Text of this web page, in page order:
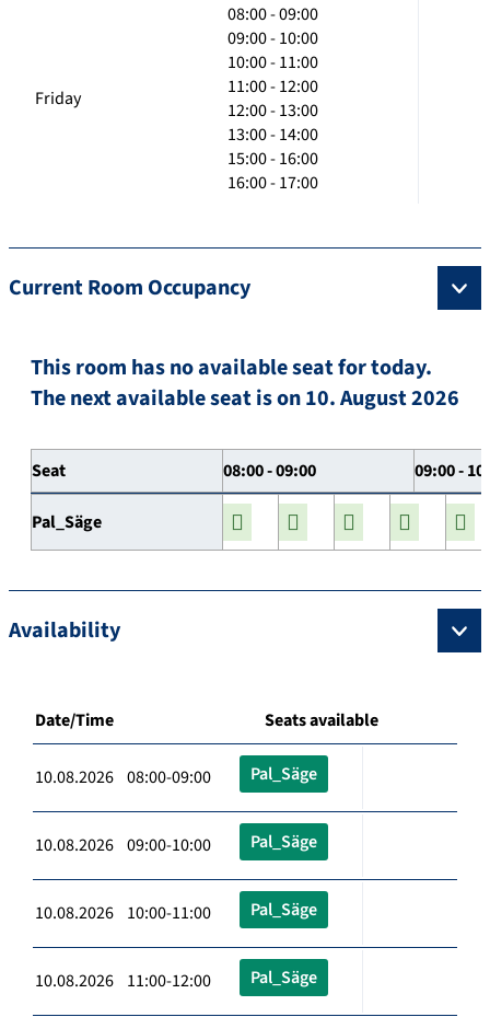
Friday
08:00 - 09:00
09:00 - 10:00
10:00 - 11:00
11:00 - 12:00
12:00 - 13:00
13:00 - 14:00
15:00 - 16:00
16:00 - 17:00
Current Room Occupancy
This room has no available seat for today.
The next available seat is on 10. August 2026
Seat 08:00 - 09:00 09:00 -
Pal_Säge
Availability
Date/Time Seats available
10.08.2026 08:00-09:00 Pal_Säge
10.08.2026 09:00-10:00 Pal_Säge
10.08.2026 10:00-11:00 Pal_Säge
10.08.2026 11:00-12:00 Pal_Säge